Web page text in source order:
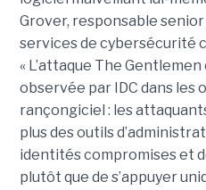
Grover, responsable
services de cybersécurité
« L’attaque The
observée par IDC dans les
rançongiciel : les
plus des outils
identités compromises et
plutôt que de s’appuyer